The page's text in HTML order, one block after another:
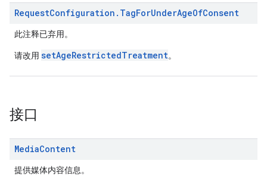
RequestConfiguration . TagForUnderAgeOfConsent
此注释已弃用。
请改用 setAgeRestrictedTreatment。
接口
MediaContent
提供媒体内容信息。